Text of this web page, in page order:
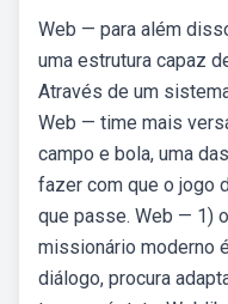
Web — para além
uma estrutura capaz
Através de um
Web — time mais
campo e bola, uma
fazer com que o jogo
que passe. Web — 1)
missionário moderno
diálogo, procura